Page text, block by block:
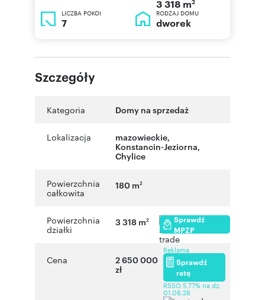
3 318 m
LICZBA POKOI
7
RODZAJ DOMU
dworek
Szczegóły
Kategoria Domy na sprzedaż
Lokalizacja mazowieckie,
Konstancin-Jeziorna,
Chylice
Powierzchnia
całkowita
180 m2
Powierzchnia
działki
3 318 m2
Sprawdź
MPZP
Cena
2 650 000
zł
Reklama
Sprawdź
ratę
RSSO 5,77% na dz.
01.06.26